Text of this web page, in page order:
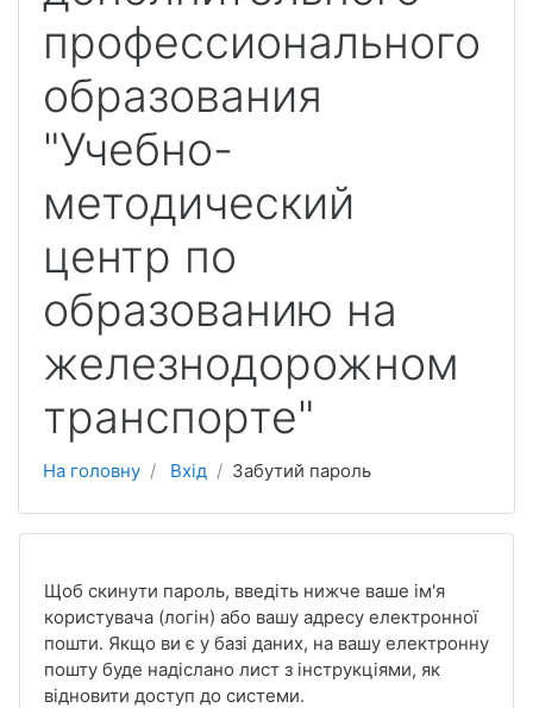
профессионального
образования
"Учебно-
методический
центр по
образованию на
железнодорожном
транспорте"
На головну Вхід Забутий пароль
Щоб скинути пароль, введіть нижче ваше ім'я
користувача (логін) або вашу адресу електронної
пошти. Якщо ви є у базі даних, на вашу електронну
пошту буде надіслано лист з інструкціями, як
відновити доступ до системи.